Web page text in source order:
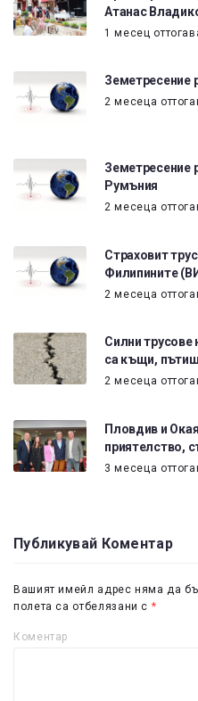
Атанас
1 месец
Земетресение
2 месеца
Земетресение
Румъния
2 месеца
Страховит
Филипините
2 месеца
Силни трусове
са къщи,
2 месеца
Пловдив и
приятелство,
3 месеца
Публикувай Коментар
Вашият имейл адрес няма да
полета са отбелязани с *
Коментар